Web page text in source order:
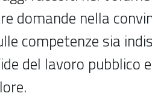
domande nella
competenze sia
del lavoro pubblico